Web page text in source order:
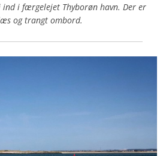
ind i færgelejet Thyborøn havn. Der er
og trangt ombord.